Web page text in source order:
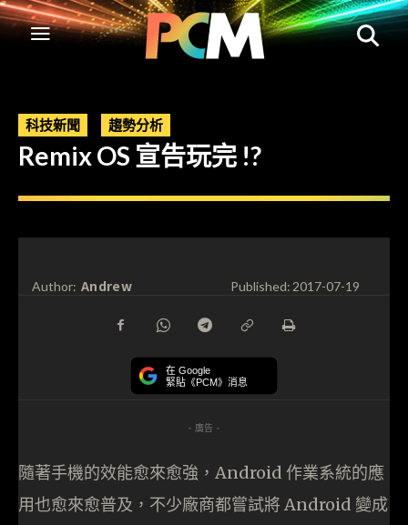
科技新聞 趨勢分析
Remix OS 宣告玩完 !?
Author: Andrew Published:2017-07-19
在 Google
緊貼《PCM》消息
- 廣告 -
隨著手機的效能愈來愈強，Android 作業系統的應
用也愈來愈普及，不少廠商都嘗試將 Android 變成